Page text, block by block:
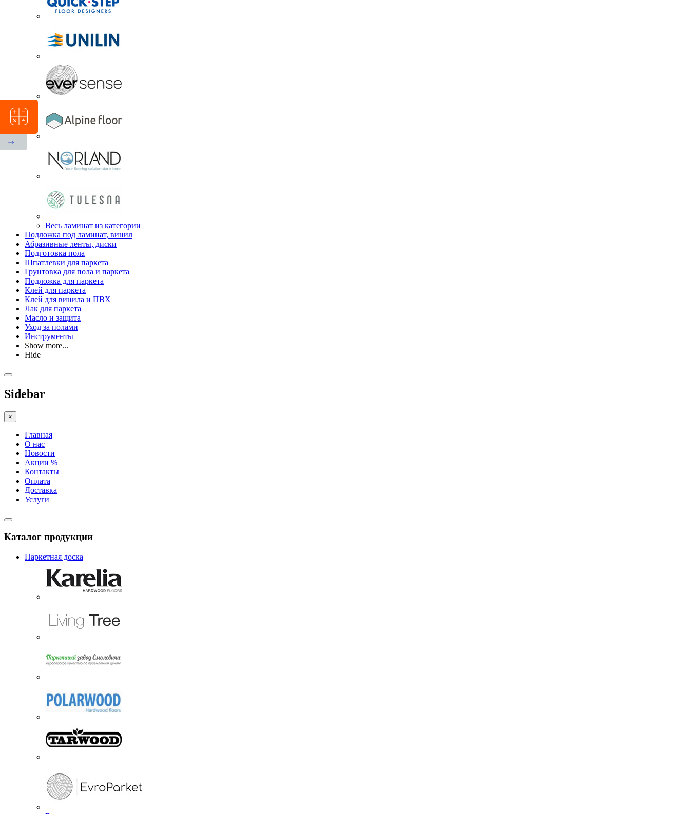
Весь ламинат из категории
Подложка под ламинат, винил
Абразивные ленты, диски
Подготовка пола
Шпатлевки для паркета
Грунтовка для пола и паркета
Подложка для паркета
Клей для паркета
Клей для винила и ПВХ
Лак для паркета
Масло и защита
Уход за полами
Инструменты
Show more...
Hide
Sidebar
×
Главная
О нас
Новости
Акции %
Контакты
Оплата
Доставка
Услуги
Каталог продукции
Паркетная доска